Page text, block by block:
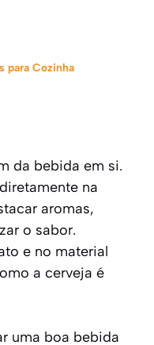
para Cozinha
da bebida em si.
na
aromas,
o sabor.
e no material
a cerveja é
uma boa bebida